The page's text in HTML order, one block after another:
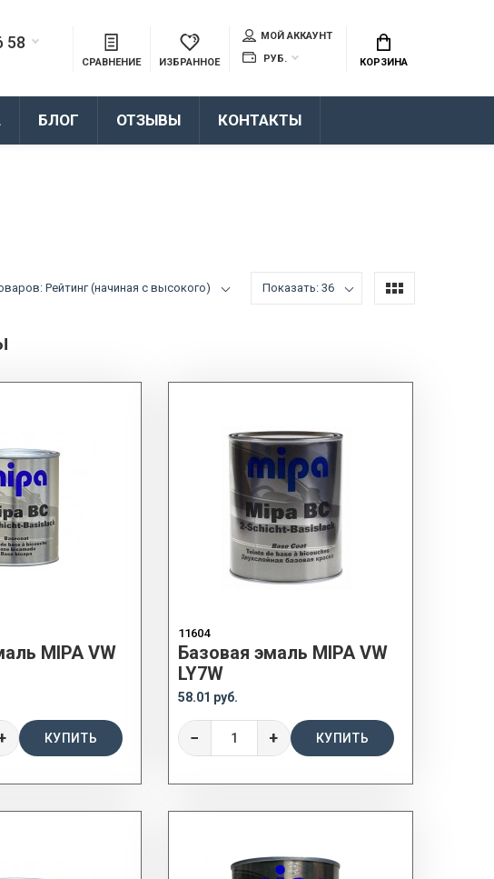
58
СРАВНЕНИЕ ИЗБРАННОЕ
МОЙ АККАУНТ
РУБ.
КОРЗИНА
БЛОГ ОТЗЫВЫ КОНТАКТЫ
Рейтинг (начиная с высокого) Показать: 36
MIPA VW
КУПИТЬ
11604
Базовая эмаль MIPA VW
LY7W
58.01 руб.
− + КУПИТЬ